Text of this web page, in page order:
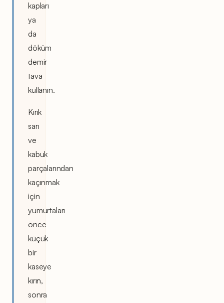
kapları
ya
da
döküm
demir
tava
kullanın.
Kırık
sarı
ve
kabuk
parçalarından
kaçınmak
için
yumurtaları
önce
küçük
bir
kaseye
kırın,
sonra